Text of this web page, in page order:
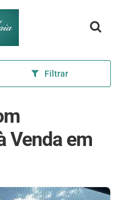
Filtrar
Venda em